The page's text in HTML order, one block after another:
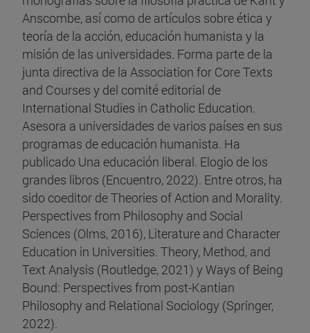
Anscombe, así como de artículos sobre ética y
teoría de la acción, educación humanista y la
misión de las universidades. Forma parte de la
junta directiva de la Association for Core Texts
and Courses y del comité editorial de
International Studies in Catholic Education.
Asesora a universidades de varios países en sus
programas de educación humanista. Ha
publicado Una educación liberal. Elogio de los
grandes libros (Encuentro, 2022). Entre otros, ha
sido coeditor de Theories of Action and Morality.
Perspectives from Philosophy and Social
Sciences (Olms, 2016), Literature and Character
Education in Universities. Theory, Method, and
Text Analysis (Routledge, 2021) y Ways of Being
Bound: Perspectives from post-Kantian
Philosophy and Relational Sociology (Springer,
2022).